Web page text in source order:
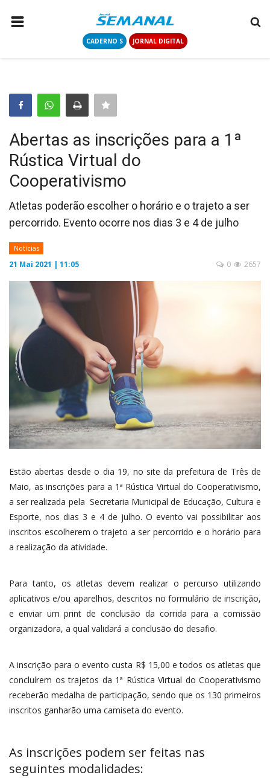
CADERNO S JORNAL DIGITAL
COLUNISTAS
CONTATO
LOGIN
CADASTRAR
CADERNO S
JORNAL DIGITAL
Abertas as inscrições para a 1ª
Rústica Virtual do
Cooperativismo
Atletas poderão escolher o horário e o trajeto a ser
percorrido. Evento ocorre nos dias 3 e 4 de julho
Notícias
21 Mai 2021 | 11:05 2657
0
Estão abertas desde o dia 19, no site da prefeitura de Três de
Maio, as inscrições para a 1ª Rústica Virtual do Cooperativismo,
a ser realizada pela Secretaria Municipal de Educação, Cultura e
Esporte, nos dias 3 e 4 de julho. O evento vai possibilitar aos
inscritos escolherem o trajeto a ser percorrido e o horário para
a realização da atividade.
Para tanto, os atletas devem realizar o percurso utilizando
aplicativos e/ou aparelhos, descritos no formulário de inscrição,
e enviar um print de conclusão da corrida para a comissão
organizadora, a qual validará a conclusão do desafio.
A inscrição para o evento custa R$ 15,00 e todos os atletas que
concluírem os trajetos da 1ª Rústica Virtual do Cooperativismo
receberão medalha de participação, sendo que os 130 primeiros
inscritos ganharão uma camiseta do evento.
As inscrições podem ser feitas nas
seguintes modalidades: